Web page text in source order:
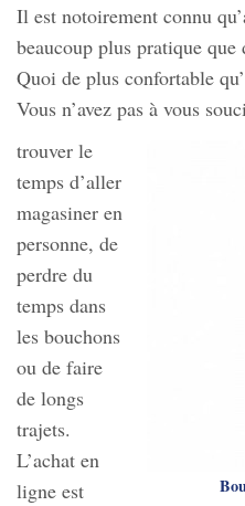
Il est notoirement connu
beaucoup plus pratique que
Quoi de plus confortable
Vous n’avez pas à vous
trouver le
temps d’aller
magasiner en
personne, de
perdre du
temps dans
les bouchons
ou de faire
de longs
trajets.
L’achat en
ligne est